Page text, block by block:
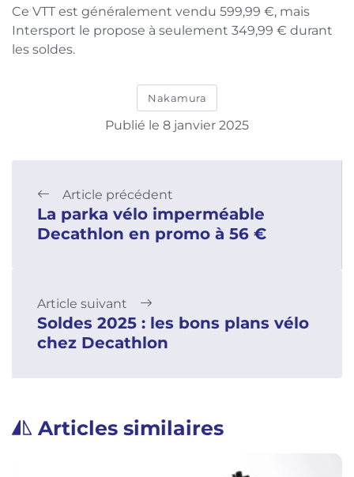
Ce VTT est généralement vendu 599,99 €, mais
Intersport le propose à seulement 349,99 € durant
les soldes.
Nakamura
Publié le 8 janvier 2025
Article précédent
La parka vélo imperméable
Decathlon en promo à 56 €
Article suivant
Soldes 2025 : les bons plans vélo
chez Decathlon
Articles similaires